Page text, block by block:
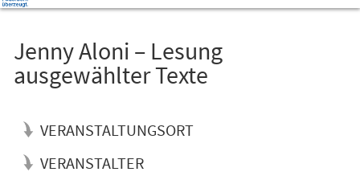
Jenny Aloni – Lesung
ausgewählter Texte
VERANSTALTUNGSORT
VERANSTALTER